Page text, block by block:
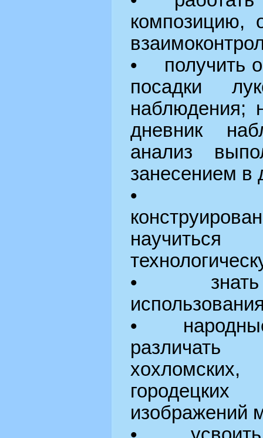
композицию,
• получить
посадки
наблюдения;
дневник
анализ
занесением в
•
• знать
•
изображений